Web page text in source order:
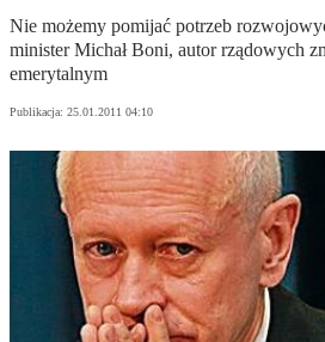
Nie możemy pomijać potrzeb
minister Michał Boni, autor rządowych
emerytalnym
Publikacja: 25.01.2011 04:10